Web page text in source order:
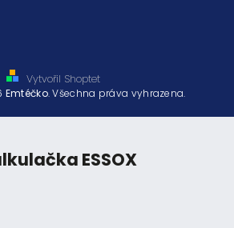
Vytvořil Shoptet
Emtéčko. Všechna práva vyhrazena.
ESSOX